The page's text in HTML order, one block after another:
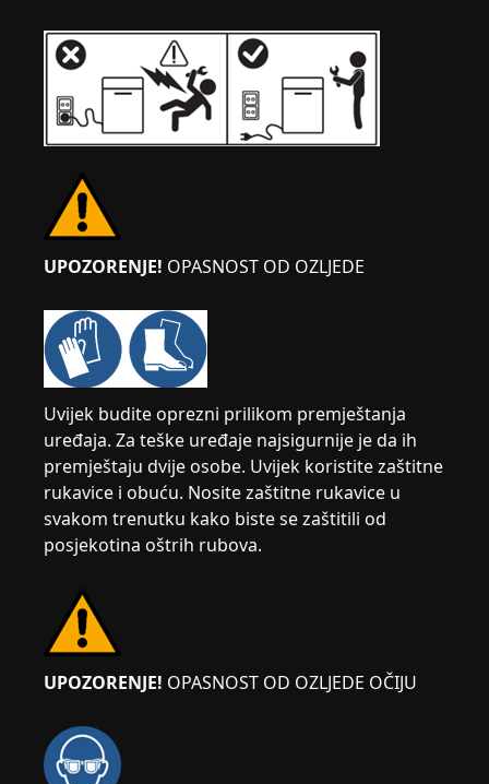
UPOZORENJE! OPASNOST OD OZLJEDE
Uvijek budite oprezni prilikom premještanja
uređaja. Za teške uređaje najsigurnije je da ih
premještaju dvije osobe. Uvijek koristite zaštitne
rukavice i obuću. Nosite zaštitne rukavice u
svakom trenutku kako biste se zaštitili od
posjekotina oštrih rubova.
UPOZORENJE! OPASNOST OD OZLJEDE OČIJU